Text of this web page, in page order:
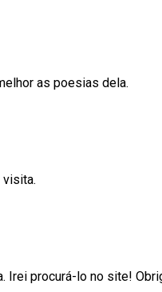
as poesias dela.
visita.
Irei procurá-lo no site!